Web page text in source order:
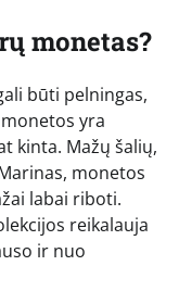
monetas?
būti pelningas,
yra
kinta. Mažų šalių,
monetos
labai riboti.
reikalauja
ir nuo